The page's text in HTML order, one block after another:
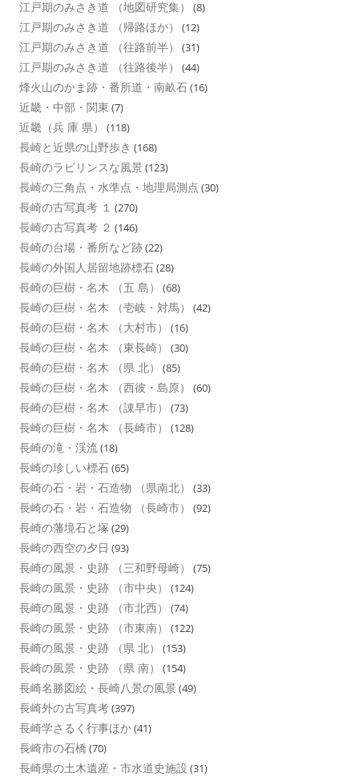
江戸期のみさき道 （地図研究集） (8)
江戸期のみさき道 （帰路ほか） (12)
江戸期のみさき道 （往路前半） (31)
江戸期のみさき道 （往路後半） (44)
烽火山のかま跡・番所道・南畝石(16)
近畿・中部・関東 (7)
近畿（兵 庫 県） (118)
長崎と近県の山野歩き (168)
長崎のラビリンスな風景 (123)
長崎の三角点・水準点・地理局測点 (30)
長崎の古写真考 １ (270)
長崎の古写真考 ２ (146)
長崎の台場・番所など跡(22)
長崎の外国人居留地跡標石(28)
長崎の巨樹・名木 （五 島） (68)
長崎の巨樹・名木 （壱岐・対馬） (42)
長崎の巨樹・名木 （大村市） (16)
長崎の巨樹・名木 （東長崎） (30)
長崎の巨樹・名木 （県 北） (85)
長崎の巨樹・名木 （西彼・島原） (60)
長崎の巨樹・名木 （諌早市） (73)
長崎の巨樹・名木 （長崎市） (128)
長崎の滝・渓流(18)
長崎の珍しい標石(65)
長崎の石・岩・石造物 （県南北） (33)
長崎の石・岩・石造物 （長崎市） (92)
長崎の藩境石と塚 (29)
長崎の西空の夕日 (93)
長崎の風景・史跡 （三和野母崎） (75)
長崎の風景・史跡 （市中央） (124)
長崎の風景・史跡 （市北西） (74)
長崎の風景・史跡 （市東南） (122)
長崎の風景・史跡 （県 北） (153)
長崎の風景・史跡 （県 南） (154)
長崎名勝図絵・長崎八景の風景 (49)
長崎外の古写真考(397)
長崎学さるく行事ほか(41)
長崎市の石橋 (70)
長崎県の土木遺産・市水道史施設 (31)